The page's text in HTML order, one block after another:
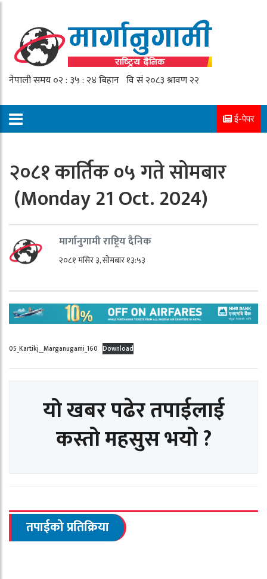
ई-पेपर
२०८१ कार्तिक ०५ गते सोमबार
(Monday 21 Oct. 2024)
मार्गानुगामी राष्ट्रिय दैनिक
२०८१ मंसिर ३, सोमबार १३:५३
05_Kartikj__Marganugami_160 Download
यो खबर पढेर तपाईलाई
कस्तो महसुस भयो ?
तपाईको प्रतिक्रिया